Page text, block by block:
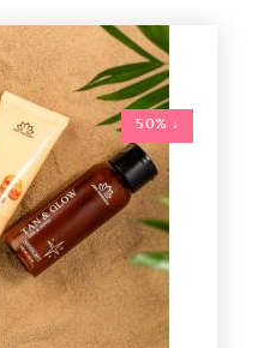
↓ 50%